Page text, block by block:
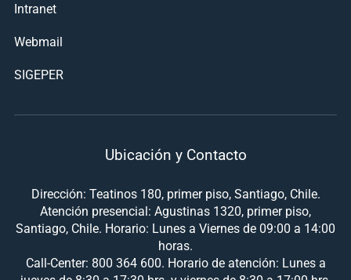
Intranet
Webmail
SIGEPER
Ubicación y Contacto
Dirección: Teatinos 180, primer piso, Santiago, Chile.
Atención presencial: Agustinas 1320, primer piso,
Santiago, Chile. Horario: Lunes a Viernes de 09:00 a 14:00
horas.
Call-Center: 800 364 600. Horario de atención: Lunes a